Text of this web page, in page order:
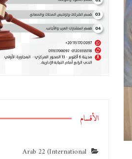
الأقسام
Arab 22 (International